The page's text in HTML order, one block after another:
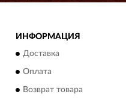
ИНФОРМАЦИЯ
Доставка
Оплата
Возврат товара